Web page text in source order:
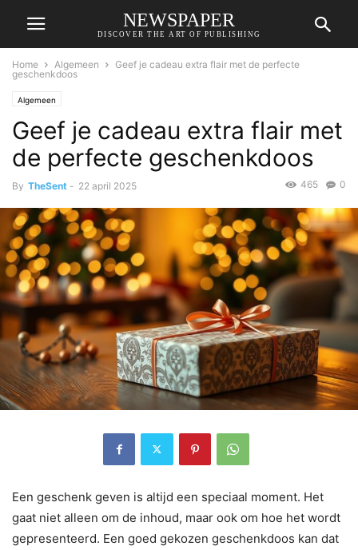
NEWSPAPER
DISCOVER THE ART OF PUBLISHING
Home Algemeen
Geef je cadeau extra flair met de perfecte
geschenkdoos
Algemeen
Geef je cadeau extra flair met
de perfecte geschenkdoos
By TheSent - 22 april 2025 0
465
Een geschenk geven is altijd een speciaal moment. Het
gaat niet alleen om de inhoud, maar ook om hoe het wordt
gepresenteerd. Een goed gekozen geschenkdoos kan dat